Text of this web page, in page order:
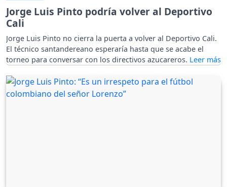
Jorge Luis Pinto podría volver al Deportivo
Cali
Jorge Luis Pinto no cierra la puerta a volver al Deportivo Cali.
El técnico santandereano esperaría hasta que se acabe el
torneo para conversar con los directivos azucareros.